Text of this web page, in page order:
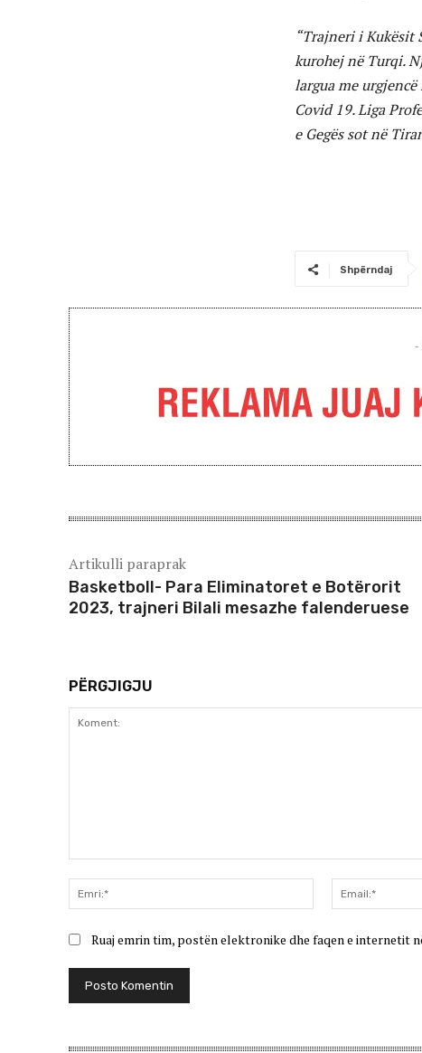
“Trajneri i Kukësit
kurohej në Turqi.
largua me
Covid 19. Liga
e Gegës sot në
Shpërndaj
-
Artikulli paraprak
Basketboll- Para Eliminatoret e Botërorit
2023, trajneri Bilali mesazhe falenderuese
PËRGJIGJU
Emri:*
Ruaj emrin tim, postën elektronike dhe faqen e internetit